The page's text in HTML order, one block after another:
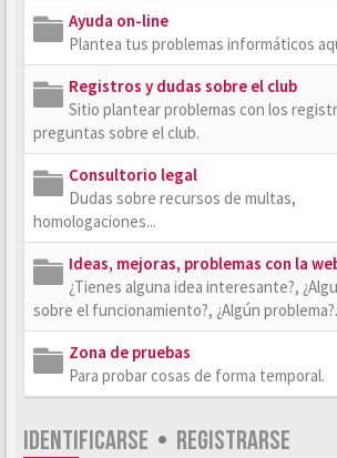
Ayuda on-line
Plantea tus problemas informáticos
Registros y dudas sobre el club
Sitio plantear problemas con los
preguntas sobre el club.
Consultorio legal
Dudas sobre recursos de multas,
homologaciones...
Ideas, mejoras, problemas con la
¿Tienes alguna idea interesante?,
sobre el funcionamiento?, ¿Algún
Zona de pruebas
Para probar cosas de forma temporal.
IDENTIFICARSE • REGISTRARSE